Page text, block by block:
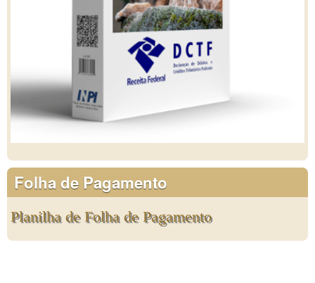
Folha de Pagamento
Planilha de Folha de Pagamento